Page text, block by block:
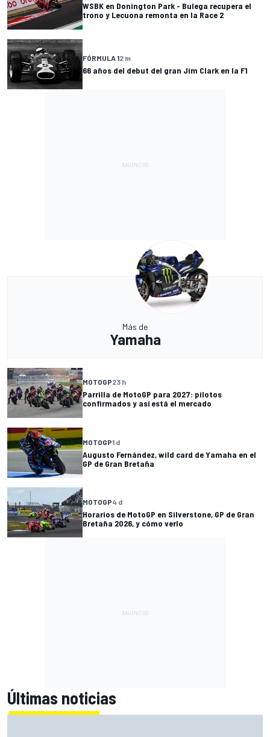
WSBK en Donington Park - Bulega recupera el
trono y Lecuona remonta en la Race 2
FÓRMULA 12 m
66 años del debut del gran Jim Clark en la F1
Más de
Yamaha
MOTOGP23 h
Parrilla de MotoGP para 2027: pilotos
confirmados y así está el mercado
MOTOGP1 d
Augusto Fernández, wild card de Yamaha en el
GP de Gran Bretaña
MOTOGP4 d
Horarios de MotoGP en Silverstone, GP de Gran
Bretaña 2026, y cómo verlo
Últimas noticias